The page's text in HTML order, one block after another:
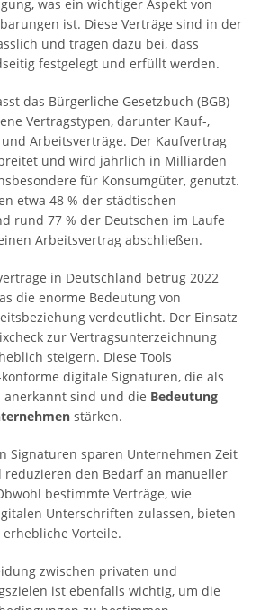
was ein wichtiger Aspekt von
ist. Diese Verträge sind in der
und tragen dazu bei, dass
festgelegt und erfüllt werden.
das Bürgerliche Gesetzbuch (BGB)
Vertragstypen, darunter Kauf-,
Arbeitsverträge. Der Kaufvertrag
und wird jährlich in Milliarden
für Konsumgüter, genutzt.
etwa 48 % der städtischen
rund 77 % der Deutschen im Laufe
Arbeitsvertrag abschließen.
in Deutschland betrug 2022
die enorme Bedeutung von
verdeutlicht. Der Einsatz
zur Vertragsunterzeichnung
steigern. Diese Tools
konforme digitale Signaturen, die als
sind und die Bedeutung
stärken.
Signaturen sparen Unternehmen Zeit
reduzieren den Bedarf an manueller
bestimmte Verträge, wie
Unterschriften zulassen, bieten
Vorteile.
zwischen privaten und
ist ebenfalls wichtig, um die